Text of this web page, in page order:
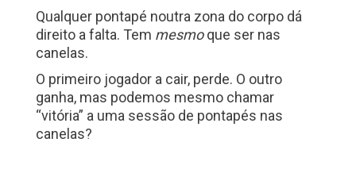
Qualquer pontapé noutra zona do corpo dá
direito a falta. Tem mesmoque ser nas
canelas.
O primeiro jogador a cair, perde. O outro
ganha, mas podemos mesmo chamar
“vitória” a uma sessão de pontapés nas
canelas?